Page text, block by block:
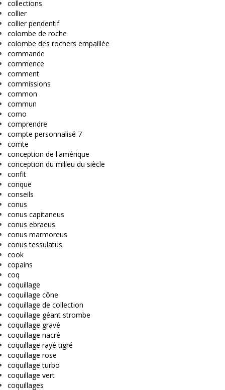
collections
collier
collier pendentif
colombe de roche
colombe des rochers empaillée
commande
commence
comment
commissions
common
commun
como
comprendre
compte personnalisé 7
comte
conception de l'amérique
conception du milieu du siècle
confit
conque
conseils
conus
conus capitaneus
conus ebraeus
conus marmoreus
conus tessulatus
cook
copains
coq
coquillage
coquillage cône
coquillage de collection
coquillage géant strombe
coquillage gravé
coquillage nacré
coquillage rayé tigré
coquillage rose
coquillage turbo
coquillage vert
coquillages